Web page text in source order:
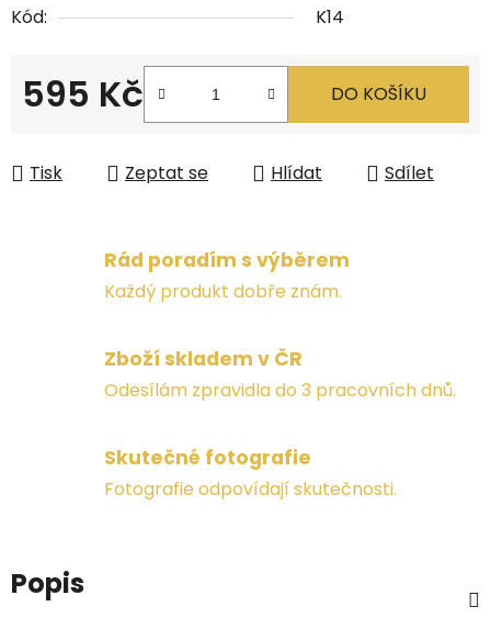
Kód:
K14
595 Kč DO KOŠÍKU
Tisk Zeptat se Hlídat Sdílet
Rád poradím s výběrem
Každý produkt dobře znám.
Zboží skladem v ČR
Odesílám zpravidla do 3 pracovních dnů.
Skutečné fotografie
Fotografie odpovídají skutečnosti.
Popis